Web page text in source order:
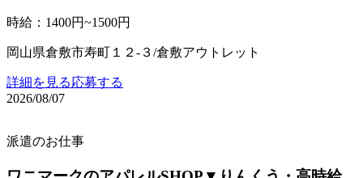
時給 ： 1400円~1500円
岡山県倉敷市寿町１２‐３/倉敷アウトレット
詳細を見る応募する
2026/08/07
派遣のお仕事